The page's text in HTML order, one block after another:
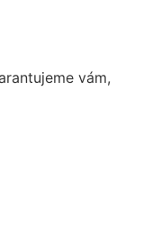
vám,